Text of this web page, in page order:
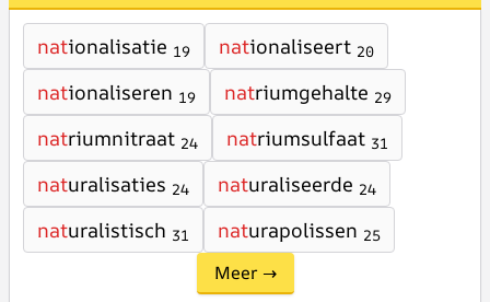
nationalisatie 19 nationaliseert 20
nationaliseren 19 natriumgehalte 29
natriumnitraat 24 natriumsulfaat 31
naturalisaties 24 naturaliseerde 24
naturalistisch 31 naturapolissen 25
Meer →